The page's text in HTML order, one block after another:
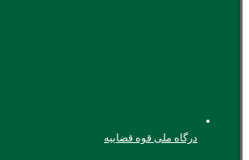
درگاه ملی قوه قضاییه